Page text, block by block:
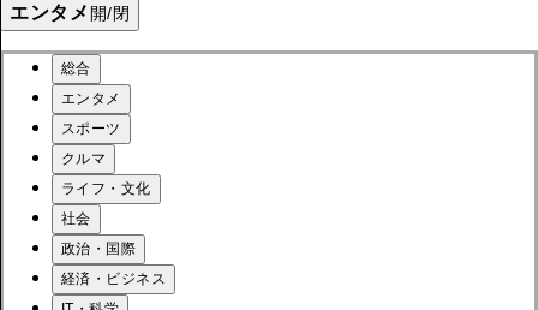
エンタメ開/閉
総合
エンタメ
スポーツ
クルマ
ライフ・文化
社会
政治・国際
経済・ビジネス